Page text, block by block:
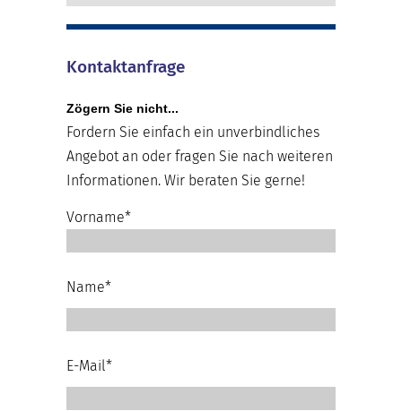
Kontaktanfrage
Zögern Sie nicht...
Fordern Sie einfach ein unverbindliches
Angebot an oder fragen Sie nach weiteren
Informationen. Wir beraten Sie gerne!
Vorname*
Name*
E-Mail*